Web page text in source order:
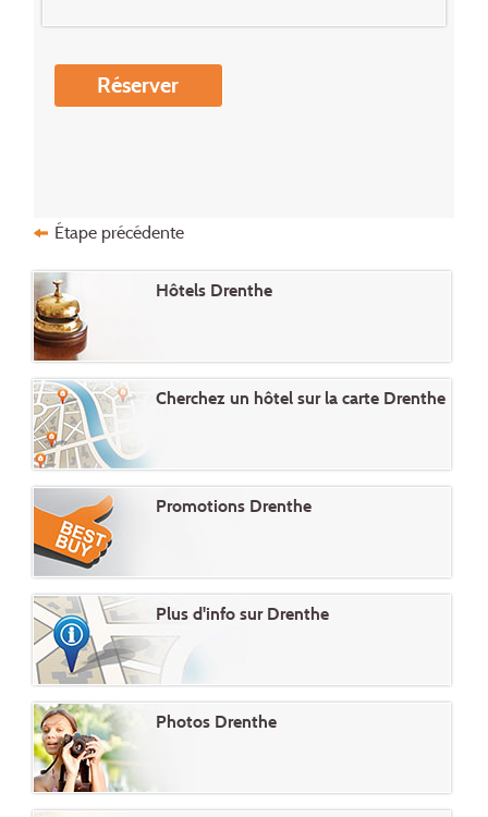
Réserver
Étape précédente
Hôtels Drenthe
Cherchez un hôtel sur la carte Drenthe
Promotions Drenthe
Plus d'info sur Drenthe
Photos Drenthe